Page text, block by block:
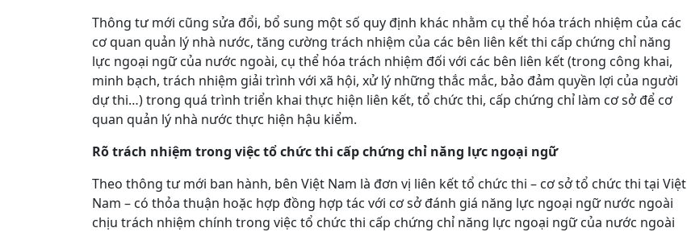
Thông tư mới cũng sửa đổi, bổ sung một số quy định khác nhằm cụ thể hóa trách nhiệm của các
cơ quan quản lý nhà nước, tăng cường trách nhiệm của các bên liên kết thi cấp chứng chỉ năng
lực ngoại ngữ của nước ngoài, cụ thể hóa trách nhiệm đối với các bên liên kết (trong công khai,
minh bạch, trách nhiệm giải trình với xã hội, xử lý những thắc mắc, bảo đảm quyền lợi của người
dự thi…) trong quá trình triển khai thực hiện liên kết, tổ chức thi, cấp chứng chỉ làm cơ sở để cơ
quan quản lý nhà nước thực hiện hậu kiểm.
Rõ trách nhiệm trong việc tổ chức thi cấp chứng chỉ năng lực ngoại ngữ
Theo thông tư mới ban hành, bên Việt Nam là đơn vị liên kết tổ chức thi – cơ sở tổ chức thi tại Việt
Nam – có thỏa thuận hoặc hợp đồng hợp tác với cơ sở đánh giá năng lực ngoại ngữ nước ngoài
chịu trách nhiệm chính trong việc tổ chức thi cấp chứng chỉ năng lực ngoại ngữ của nước ngoài